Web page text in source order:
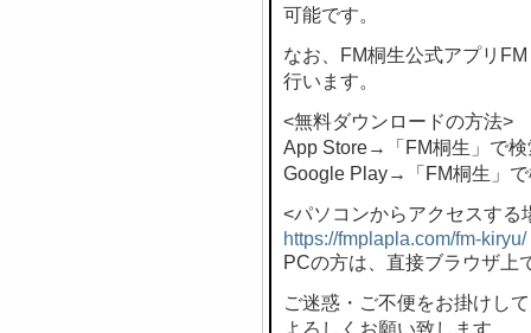
可能です。
なお、FM桐生公式アプリ
行います。
<無料ダウンロードの方法>
App Store→「FM桐生」で検
Google Play→「FM桐生」
<パソコンからアクセスする
https://fmplapla.com/fm-kiryu/
PCの方は、直接ブラウザ上
ご迷惑・ご不便をお掛けし
よろしくお願い致します。